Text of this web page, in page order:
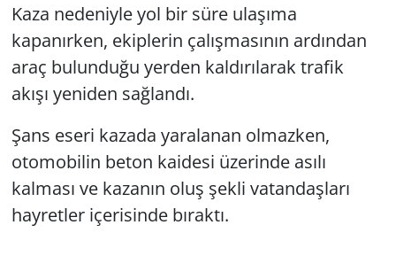
Kaza nedeniyle yol bir süre ulaşıma
kapanırken, ekiplerin çalışmasının ardından
araç bulunduğu yerden kaldırılarak trafik
akışı yeniden sağlandı.
Şans eseri kazada yaralanan olmazken,
otomobilin beton kaidesi üzerinde asılı
kalması ve kazanın oluş şekli vatandaşları
hayretler içerisinde bıraktı.